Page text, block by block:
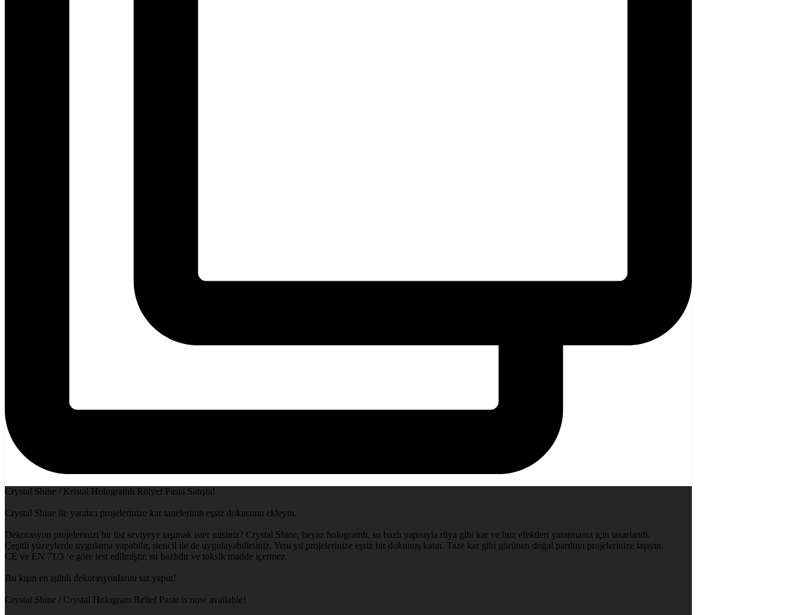
Crystal Shine / Kristal Hologramlı Rölyef Pasta Satışta!
Crystal Shine ile yaratıcı projelerinize kar tanelerinin eşsiz dokusunu ekleyin.
Dekorasyon projelerinizi bir üst seviyeye taşımak ister misiniz? Crystal Shine, beyaz hologramlı, su bazlı yapısıyla rüya gibi kar ve buz efektleri yaratmanız için tasarlandı.
Çeşitli yüzeylerde uygulama yapabilir, stencil ile de uygulayabilirsiniz. Yeni yıl projelerinize eşsiz bir dokunuş katın. Taze kar gibi görünen doğal parıltıyı projelerinize taşıyın.
CE ve EN 71/3 ‘e göre test edilmiştir, su bazlıdır ve toksik madde içermez.
Bu kışın en ışıltılı dekorasyonlarını siz yapın!
Crystal Shine / Crystal Hologram Relief Paste is now available!